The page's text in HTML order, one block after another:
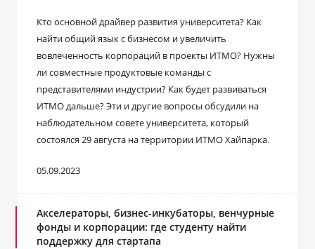
Кто основной драйвер развития университета? Как
найти общий язык с бизнесом и увеличить
вовлеченность корпораций в проекты ИТМО? Нужны
ли совместные продуктовые команды с
представителями индустрии? Как будет развиваться
ИТМО дальше? Эти и другие вопросы обсудили на
наблюдательном совете университета, который
состоялся 29 августа на территории ИТМО Хайпарка.
05.09.2023
Акселераторы, бизнес-инкубаторы, венчурные
фонды и корпорации: где студенту найти
поддержку для стартапа